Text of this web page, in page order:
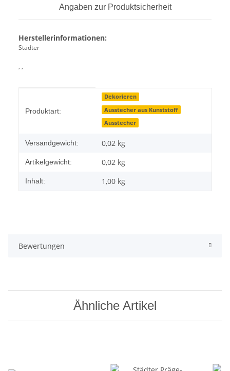
Angaben zur Produktsicherheit
Herstellerinformationen:
Städter
, ,
Produktart:
Dekorieren
Ausstecher aus Kunststoff
Ausstecher
Versandgewicht: 0,02 kg
Artikelgewicht: 0,02 kg
Inhalt: 1,00 kg
Bewertungen
Ähnliche Artikel